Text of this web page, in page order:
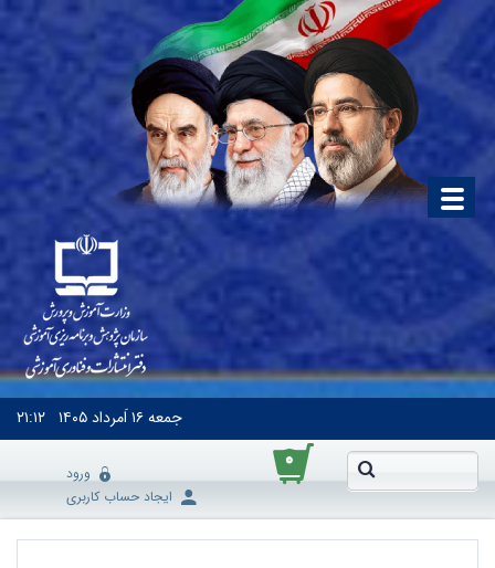
جمعه۱۶ اَمرداد ۱۴۰۵ ۲۱:۱۲
۰
ورود
ایجاد حساب کاربری